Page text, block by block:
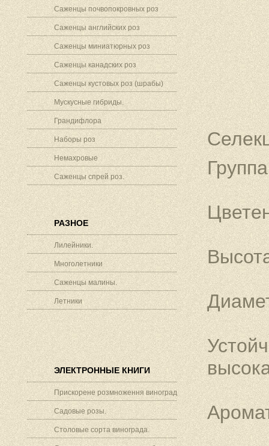
Саженцы почвопокровных роз
Саженцы английских роз
Саженцы миниатюрных роз
Саженцы канадских роз
Саженцы кустовых роз (шрабы)
Мускусные гибриды.
Грандифлора
Наборы роз
Немахровые
Саженцы спрей роз.
РАЗНОЕ
Лилейники.
Многолетники
Саженцы малины.
Летники
ЭЛЕКТРОННЫЕ КНИГИ
Прискорене розмноження винограду.
Садовые розы.
Столовые сорта винограда.